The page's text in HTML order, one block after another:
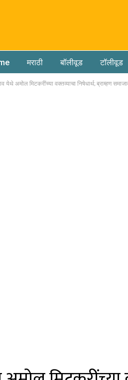
मराठी बॉलीवूड टॉलीवूड
येथे अमोल मिटकरींच्या वक्तव्याचा निषेधार्थ; ब्राम्हण